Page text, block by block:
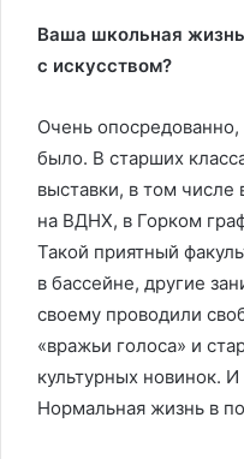
Ваша школьная
с искусством?
Очень
было. В старших
выставки, в том числе
на ВДНХ, в Горком
Такой приятный
в бассейне, другие
своему проводили
«вражьи голоса» и
культурных новинок.
Нормальная жизнь в